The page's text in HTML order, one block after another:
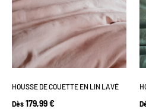
HOUSSE DE COUETTE EN LIN LAVÉ
Dès 179,99 €